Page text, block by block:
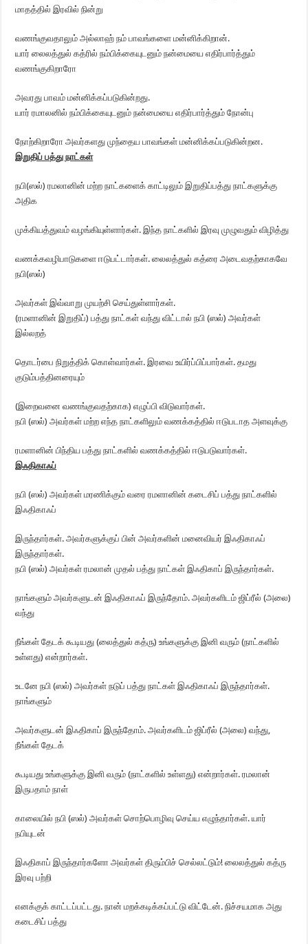
மாதத்தில் இரவில் நின்று
வணங்குவதாலும் அல்லாஹ் நம் பாவங்களை மன்னிக்கிறான்.
யார் லைலத்துல் கத்ரில் நம்பிக்கையுடனும் நன்மையை எதிர்பார்த்தும்
வணங்குகிறாரோ
அவரது பாவம் மன்னிக்கப்படுகின்றது.
யார் ரமாலனில் நம்பிக்கையுடனும் நன்மையை எதிர்பார்த்தும் நோன்பு
நோற்கிறாரோ அவர்களது முந்தைய பாவங்கள் மன்னிக்கப்படுகின்றன.
இறுதிப் பத்து நாட்கள்
நபி(ஸல்) ரமலானின் மற்ற நாட்களைக் காட்டிலும் இறுதிப்பத்து நாட்களுக்கு
அதிக
முக்கியத்துவம் வழங்கியுள்ளார்கள். இந்த நாட்களில் இரவு முழுவதும் விழித்து
வணக்கவழிபாடுகளை ஈடுபட்டார்கள். லைலத்துல் கத்ரை அடைவதற்காகவே
நபி(ஸல்)
அவர்கள் இவ்வாறு முயற்சி செய்துள்ளார்கள்.
(ரமளானின் இறுதிப்) பத்து நாட்கள் வந்து விட்டால் நபி (ஸல்) அவர்கள்
இல்லறத்
தொடர்பை நிறுத்திக் கொள்வார்கள். இரவை உயிர்ப்பிப்பார்கள். தமது
குடும்பத்தினரையும்
(இறைவனை வணங்குவதற்காக) எழுப்பி விடுவார்கள்.
நபி (ஸல்) அவர்கள் மற்ற எந்த நாட்களிலும் வணக்கத்தில் ஈடுபடாத அளவுக்கு
ரமளானின் பிந்திய பத்து நாட்களில் வணக்கத்தில் ஈடுபடுவார்கள்.
இஃதிகாஃப்
நபி (ஸல்) அவர்கள் மரணிக்கும் வரை ரமளானின் கடைசிப் பத்து நாட்களில்
இஃதிகாஃப்
இருந்தார்கள். அவர்களுக்குப் பின் அவர்களின் மனைவியர் இஃதிகாஃப்
இருந்தார்கள்.
நபி (ஸல்) அவர்கள் ரமலான் முதல் பத்து நாட்கள் இஃதிகாப் இருந்தார்கள்.
நாங்களும் அவர்களுடன் இஃதிகாஃப் இருந்தோம். அவர்களிடம் ஜிப்ரீல் (அலை)
வந்து
நீங்கள் தேடக் கூடியது (லைத்துல் கத்ரு) உங்களுக்கு இனி வரும் (நாட்களில்
உள்ளது) என்றார்கள்.
உடனே நபி (ஸல்) அவர்கள் நடுப் பத்து நாட்கள் இஃதிகாஃப் இருந்தார்கள்.
நாங்களும்
அவர்களுடன் இஃதிகாப் இருந்தோம். அவர்களிடம் ஜிப்ரீல் (அலை) வந்து,
நீங்கள் தேடக்
கூடியது உங்களுக்கு இனி வரும் (நாட்களில் உள்ளது) என்றார்கள். ரமலான்
இருபதாம் நாள்
காலையில் நபி (ஸல்) அவர்கள் சொற்பொழிவு செய்ய எழுந்தார்கள். யார்
நபியுடன்
இஃதிகாப் இருந்தார்களோ அவர்கள் திரும்பிச் செல்லட்டும்! லைலத்துல் கத்ரு
இரவு பற்றி
எனக்குக் காட்டப்பட்டது. நான் மறக்கடிக்கப்பட்டு விட்டேன். நிச்சயமாக அது
கடைசிப் பத்து